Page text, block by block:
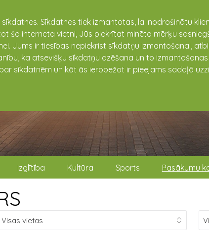
Sīkdatnes tiek izmantotas, lai nodrošinātu
šo interneta vietni, Jūs piekrītat minēto mērķu
Jums ir tiesības nepiekrist sīkdatņu izmantošanai,
ka atsevišķu sīkdatņu dzēšana un to
sīkdatnēm un kāt ās ierobežot ir pieejams sadaļā
Izglītība Kultūra Sports Pasākumu